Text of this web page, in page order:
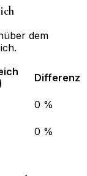
dem
.
Differenz
0 %
0 %